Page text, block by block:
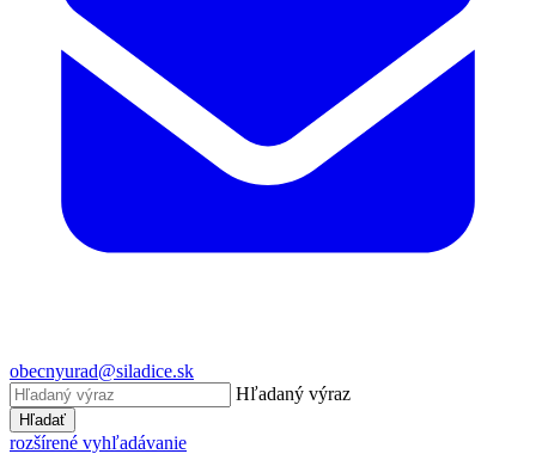
obecnyurad@siladice.sk
Hľadaný výraz
Hľadať
rozšírené vyhľadávanie